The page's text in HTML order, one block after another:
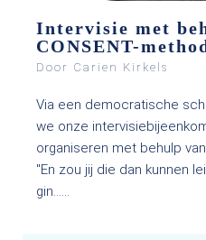
Intervisie met
CONSENT-
Door Carien Kirkels
Via een democratische
we onze
organiseren met behulp
"En zou jij die dan kunnen
gin…...